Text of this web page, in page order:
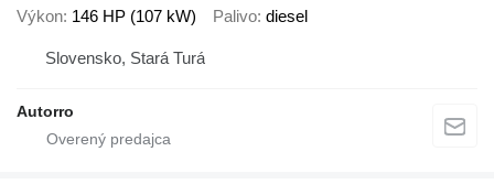
Výkon 146 HP (107 kW) Palivo diesel
Slovensko, Stará Turá
Autorro